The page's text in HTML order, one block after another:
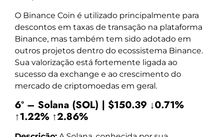
O Binance Coin é utilizado principalmente para
descontos em taxas de transação na plataforma
Binance, mas também tem sido adotado em
outros projetos dentro do ecossistema Binance.
Sua valorização está fortemente ligada ao
sucesso da exchange e ao crescimento do
mercado de criptomoedas em geral.
6º – Solana (SOL) | $150.39 ↓0.71%
↑1.22% ↑2.86%